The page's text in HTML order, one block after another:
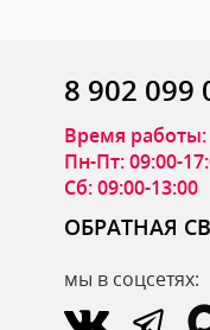
8 902 099
Время работы:
Пн-Пт: 09:00-
Сб: 09:00-13:00
ОБРАТНАЯ
мы в соцсетях: